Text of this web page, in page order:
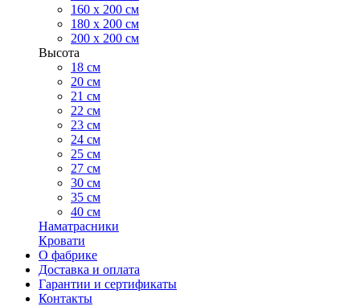
160 х 200 см
180 х 200 см
200 х 200 см
Высота
18 см
20 см
21 см
22 см
23 см
24 см
25 см
27 см
30 см
35 см
40 см
Наматрасники
Кровати
О фабрике
Доставка и оплата
Гарантии и сертификаты
Контакты